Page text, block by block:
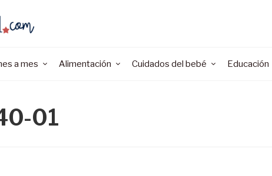
a mes Alimentación Cuidados del bebé Educación
01